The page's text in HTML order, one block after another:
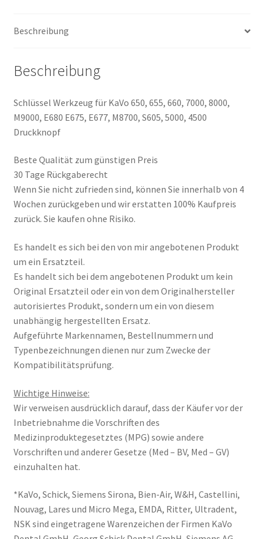
E680,
M8700,
5000,
4500
Druckknopf
Beschreibung
Beschreibung
Schlüssel Werkzeug für KaVo 650, 655, 660, 7000, 8000,
M9000, E680 E675, E677, M8700, S605, 5000, 4500
Druckknopf
Beste Qualität zum günstigen Preis
30 Tage Rückgaberecht
Wenn Sie nicht zufrieden sind, können Sie innerhalb von 4
Wochen zurückgeben und wir erstatten 100% Kaufpreis
zurück. Sie kaufen ohne Risiko.
Es handelt es sich bei den von mir angebotenen Produkt
um ein Ersatzteil.
Es handelt sich bei dem angebotenen Produkt um kein
Original Ersatzteil oder ein von dem Originalhersteller
autorisiertes Produkt, sondern um ein von diesem
unabhängig hergestellten Ersatz.
Aufgeführte Markennamen, Bestellnummern und
Typenbezeichnungen dienen nur zum Zwecke der
Kompatibilitätsprüfung.
Wichtige Hinweise:
Wir verweisen ausdrücklich darauf, dass der Käufer vor der
Inbetriebnahme die Vorschriften des
Medizinproduktegesetztes (MPG) sowie andere
Vorschriften und anderer Gesetze (Med – BV, Med – GV)
einzuhalten hat.
*KaVo, Schick, Siemens Sirona, Bien-Air, W&H, Castellini,
Nouvag, Lares und Micro Mega, EMDA, Ritter, Ultradent,
NSK sind eingetragene Warenzeichen der Firmen KaVo